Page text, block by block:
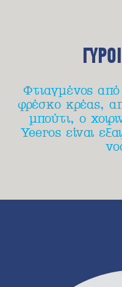
Φτιαγμένος
φρέσκο κρέας,
μπούτι, ο
Yeeros είναι